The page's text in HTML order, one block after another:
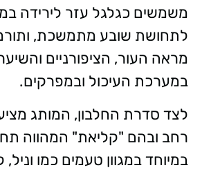
משמשים כגלגל עזר לירידה
לתחושת שובע מתמשכת,
מראה העור, הציפורניים
במערכת העיכול ובמפרקים.
לצד סדרת החלבון, המותג מציע
רחב ובהם "קליאת" המהווה
במיוחד במגוון טעמים כמו